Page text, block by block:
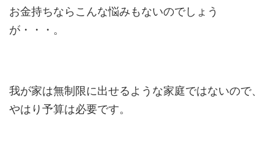
お金持ちならこんな悩みもないのでしょう
が・・・。
我が家は無制限に出せるような家庭ではないので、
やはり予算は必要です。